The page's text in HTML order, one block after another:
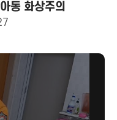
동 화상주의